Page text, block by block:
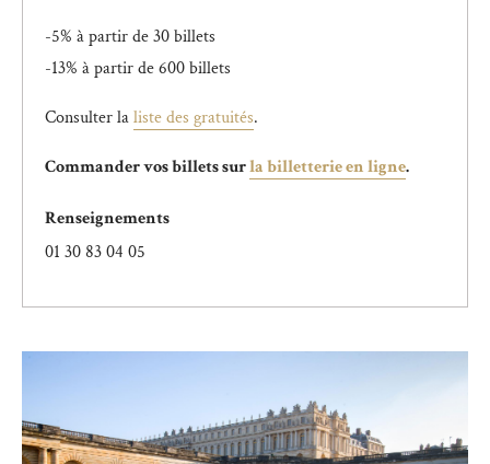
-5% à partir de 30 billets
-13% à partir de 600 billets
Consulter laliste des gratuités.
Commander vos billets surla billetterie en ligne.
Renseignements
01 30 83 04 05